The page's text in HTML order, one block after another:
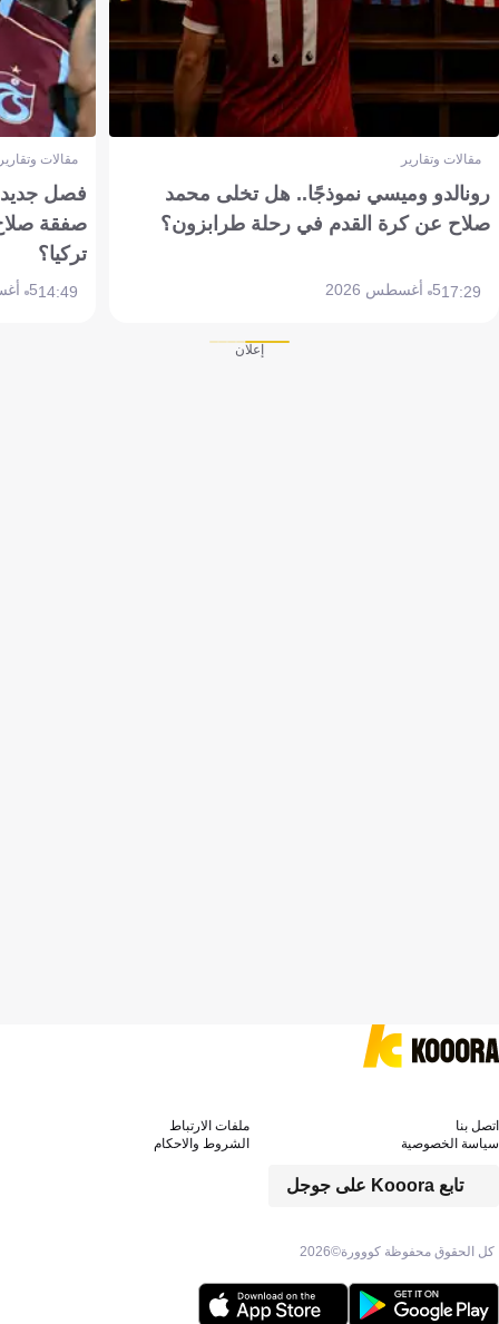
مقالات وتقارير
رونالدو وميسي نموذجًا.. هل تخلى محمد
صلاح عن كرة القدم في رحلة طرابزون؟
17:295 أغسطس 2026
مقالات
فصل جديد
صفقة
تركيا؟
14:495 أغسطس 2026
إعلان
كل الحقوق محفوظة كووورة©2026
تابع Kooora على جوجل
اتصل بنا
ملفات الارتباط
سياسة الخصوصية
الشروط والاحكام